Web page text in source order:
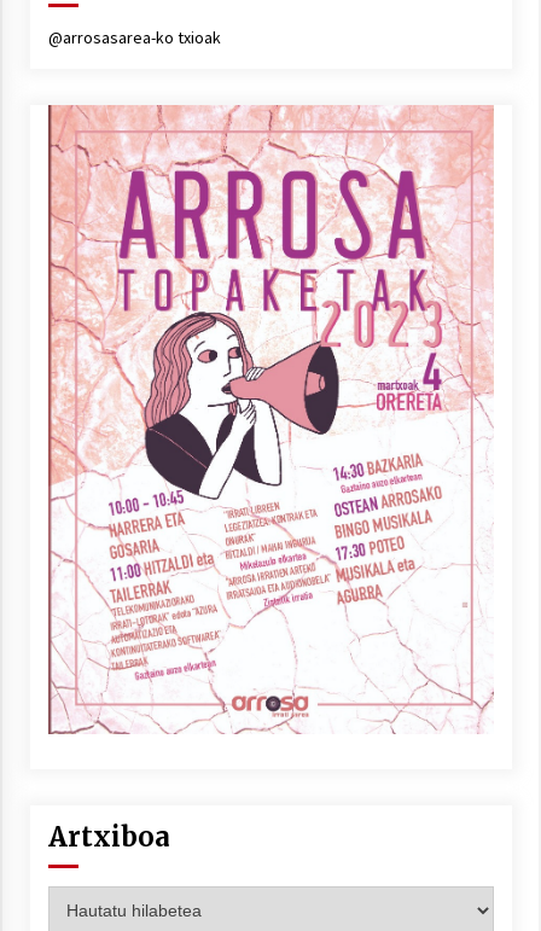
IX. topaketak
2021/10/04
Segura irratian Arrosaren 20 urteez
2021/07/22
Arrosari buruzko erreportaia
2021/07/16
Berria egunkarian elkarrizketa
Arrosaren 20 urteez
2021/07/06
@arrosasarea-ko txioak
Artxiboa